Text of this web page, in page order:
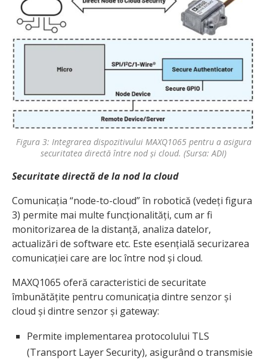
Figura 3: Integrarea dispozitivului MAXQ1065 pentru a asigura
securitatea directă între nod și cloud. (Sursa: ADI)
Securitate directă de la nod la cloud
Comunicația “node-to-cloud” în robotică (vedeți figura
3) permite mai multe funcționalități, cum ar fi
monitorizarea de la distanță, analiza datelor,
actualizări de software etc. Este esențială securizarea
comunicației care are loc între nod și cloud.
MAXQ1065 oferă caracteristici de securitate
îmbunătățite pentru comunicația dintre senzor și
cloud și dintre senzor și gateway:
Permite implementarea protocolului TLS
(Transport Layer Security), asigurând o transmisie